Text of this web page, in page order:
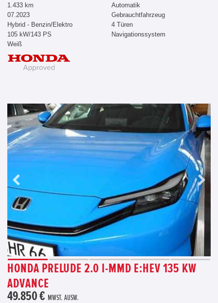
1.433 km
07.2023
Hybrid - Benzin/Elektro
105 kW/143 PS
Weiß
Automatik
Gebrauchtfahrzeug
4 Türen
Navigationssystem
HONDA PRELUDE 2.0 I-MMD E:HEV 135 KW
ADVANCE
49.850 € MWST. AUSW.